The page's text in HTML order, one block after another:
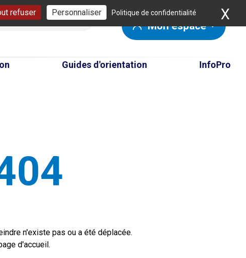
refuser Personnaliser Politique de confidentialité X
Mon espace
Guides d'orientation InfoPro
n'existe pas ou a été déplacée.
d'accueil.